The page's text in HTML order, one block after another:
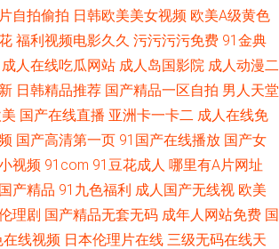
自拍偷拍 日韩欧美美女视频 欧美A级黄色
福利视频电影久久 污污污污免费 91金典
成人在线吃瓜网站 成人岛国影院 成人动漫二
日韩精品推荐 国产精品一区自拍 男人天堂
国产在线直播 亚洲卡一卡二 成人在线免
国产高清第一页 91国产在线播放 国产女
视频 91com 91豆花成人 哪里有A片网址
产精品 91九色福利 成人国产无线视 欧美
理剧 国产精品无套无码 成年人网站免费 国
线视频 日本伦理片在线 三级无码在线天